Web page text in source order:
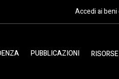
Accedi ai
PUBBLICAZIONI RISORSE